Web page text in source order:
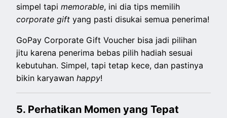
simpel tapimemorable, ini dia tips memilih
corporate giftyang pasti disukai semua penerima!
GoPay Corporate Gift Voucher bisa jadi pilihan
jitu karena penerima bebas pilih hadiah sesuai
kebutuhan. Simpel, tapi tetap kece, dan pastinya
bikin karyawanhappy!
5. Perhatikan Momen yang Tepat